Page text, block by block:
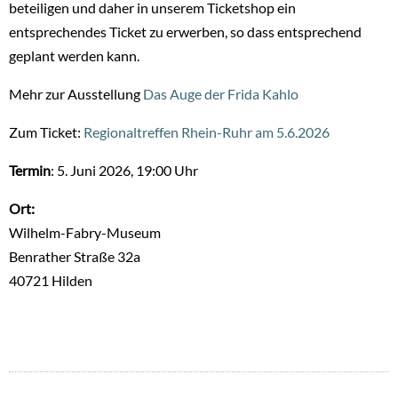
beteiligen und daher in unserem Ticketshop ein
entsprechendes Ticket zu erwerben, so dass entsprechend
geplant werden kann.
Mehr zur Ausstellung Das Auge der Frida Kahlo
Zum Ticket: Regionaltreffen Rhein-Ruhr am 5.6.2026
Termin: 5. Juni 2026, 19:00 Uhr
Ort:
Wilhelm-Fabry-Museum
Benrather Straße 32a
40721 Hilden